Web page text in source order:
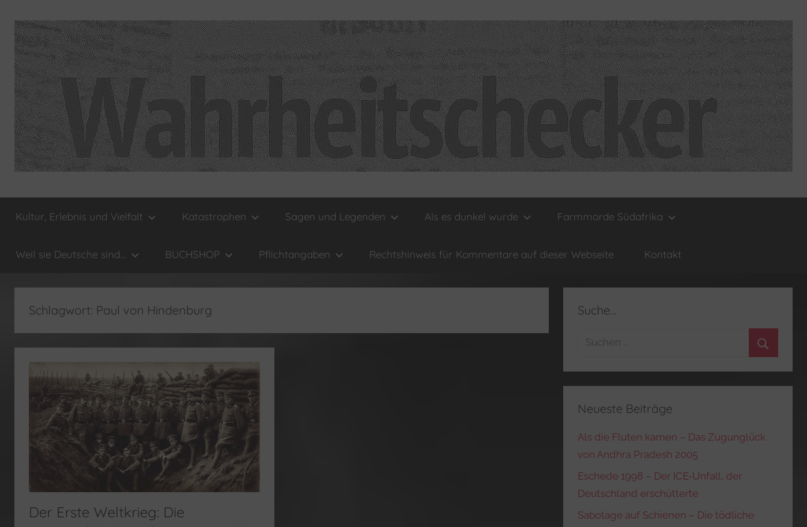
Inhalt
springen
…
Deutschland
hat
fertig…!
Kultur, Erlebnis und Vielfalt Katastrophen Sagen und Legenden Als es dunkel wurde Farmmorde Südafrika
Weil sie Deutsche sind… BUCHSHOP Pflichtangaben Rechtshinweis für Kommentare auf dieser Webseite Kontakt
Schlagwort: Paul von Hindenburg
Der Erste Weltkrieg: Die
Suche…
Suchen
Neueste Beiträge
Als die Fluten kamen – Das Zugunglück
von Andhra Pradesh 2005
Eschede 1998 – Der ICE‑Unfall, der
Deutschland erschütterte
Sabotage auf Schienen – Die tödliche